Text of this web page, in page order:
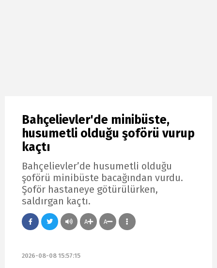
Bahçelievler'de minibüste,
husumetli olduğu şoförü vurup
kaçtı
Bahçelievler’de husumetli olduğu
şoförü minibüste bacağından vurdu.
Şoför hastaneye götürülürken,
saldırgan kaçtı.
A A
2026-08-08 15:57:15